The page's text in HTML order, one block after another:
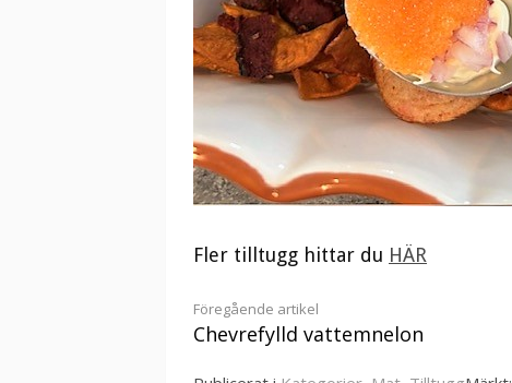
Fler tilltugg hittar du HÄR
Fortsätt
Föregående artikel
Chevrefylld vattemnelon